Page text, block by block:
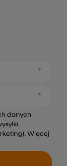
danych
Więcej